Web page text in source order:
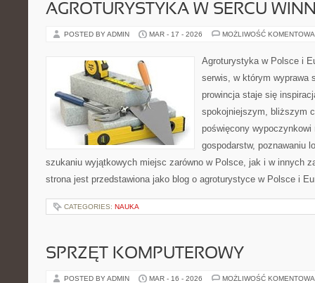
AGROTURYSTYKA W SERCU
POSTED BY ADMIN MAR - 17 - 2026 MOŻLIWOŚĆ
Agroturystyka w Polsce i
serwis, w którym wyprawa
prowincja staje się
spokojniejszym, bliższym
poświęcony wypoczynkowi
gospodarstw, poznawaniu
szukaniu wyjątkowych miejsc zarówno w Polsce, jak i w innych
strona jest przedstawiona jako blog o agroturystyce w Polsce i
CATEGORIES: NAUKA
SPRZĘT KOMPUTEROWY
POSTED BY ADMIN MAR - 16 - 2026 MOŻLIWOŚĆ